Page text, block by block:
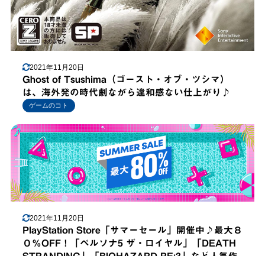
2021年11月20日
Ghost of Tsushima（ゴースト・オブ・ツシマ）
は、海外発の時代劇ながら違和感ない仕上がり♪
ゲームのコト
2021年11月20日
PlayStation Store「サマーセール」開催中♪最大８
０％OFF！「ペルソナ5 ザ・ロイヤル」「DEATH